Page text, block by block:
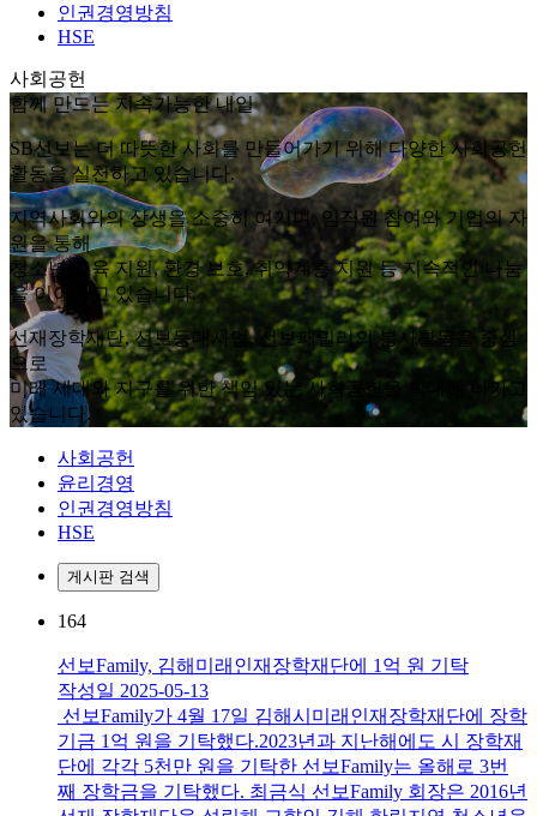
인권경영방침
HSE
사회공헌
함께 만드는 지속가능한 내일
SB선보는 더 따뜻한 사회를 만들어가기 위해 다양한 사회공헌
활동을 실천하고 있습니다.
지역사회와의 상생을 소중히 여기며, 임직원 참여와 기업의 자
원을 통해
청소년 교육 지원, 환경 보호, 취약계층 지원 등 지속적인 나눔
을 이어가고 있습니다.
선재장학재단, 선보등대사업, 선보패밀리의 봉사활동을 중심
으로
미래 세대와 지구를 위한 책임 있는 사회공헌을 확대해 나가고
있습니다.
사회공헌
윤리경영
인권경영방침
HSE
게시판 검색
164
선보Family, 김해미래인재장학재단에 1억 원 기탁
작성일 2025-05-13
​선보Family가 4월 17일 김해시미래인재장학재단에 장학
기금 1억 원을 기탁했다.2023년과 지난해에도 시 장학재
단에 각각 5천만 원을 기탁한 선보Family는 올해로 3번
째 장학금을 기탁했다. 최금식 선보Family 회장은 2016년